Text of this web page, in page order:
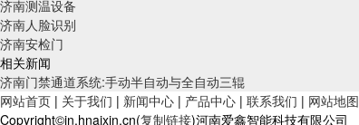
济南测温设备
济南人脸识别
济南安检门
相关新闻
济南门禁通道系统:手动半自动与全自动三辊
网站首页 | 关于我们 | 新闻中心 | 产品中心 | 联系我们 | 网站地图
Copyright©jn.hnaixin.cn(复制链接)河南爱鑫智能科技有限公司